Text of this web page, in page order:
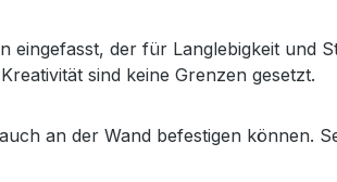
der für Langlebigkeit und
sind keine Grenzen gesetzt.
an der Wand befestigen können.